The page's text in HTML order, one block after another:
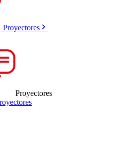
Proyectores
Proyectores